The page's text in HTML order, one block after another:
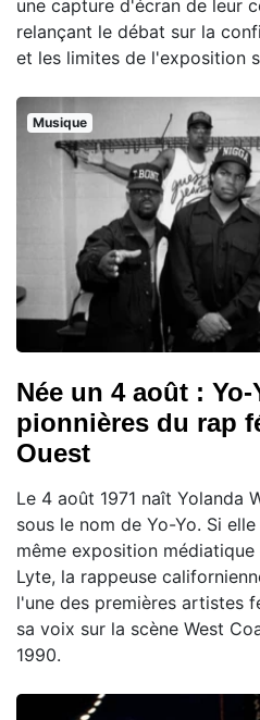
une capture d'écran de leur
relançant le débat sur la
et les limites de l'exposition
Musique
Née un 4 août :
pionnières du rap
Ouest
Le 4 août 1971 naît Yolanda
sous le nom de Yo-Yo. Si
même exposition
Lyte, la rappeuse
l'une des premières artistes
sa voix sur la scène West
1990.